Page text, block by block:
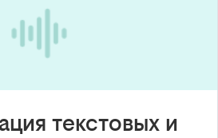
текстовых и